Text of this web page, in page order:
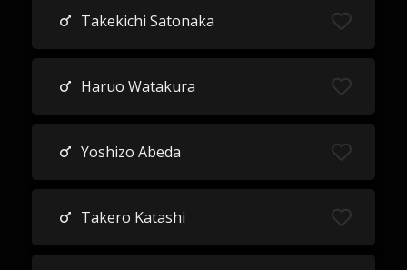
Takekichi Satonaka
Haruo Watakura
Yoshizo Abeda
Takero Katashi